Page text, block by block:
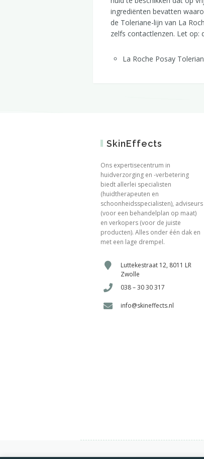
ingrediënten bevatten
de Toleriane-lijn van La
zelfs contactlenzen. Let op:
La Roche Posay
SkinEffects
Ons expertisecentrum in
huidverzorging en -verbetering
biedt allerlei specialisten
(huidtherapeuten en
schoonheidsspecialisten), adviseurs
(voor een behandelplan op maat)
en verkopers (voor de juiste
producten). Alles onder één dak en
met een lage drempel.
Luttekestraat 12, 8011 LR
Zwolle
038 – 30 30 317
info@skineffects.nl